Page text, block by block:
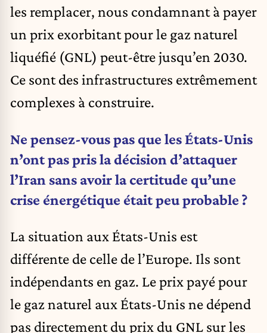
les remplacer, nous condamnant à payer
un prix exorbitant pour le gaz naturel
liquéfié (GNL) peut-être jusqu’en 2030.
Ce sont des infrastructures extrêmement
complexes à construire.
Ne pensez-vous pas que les États-Unis
n’ont pas pris la décision d’attaquer
l’Iran sans avoir la certitude qu’une
crise énergétique était peu probable ?
La situation aux États-Unis est
différente de celle de l’Europe. Ils sont
indépendants en gaz. Le prix payé pour
le gaz naturel aux États-Unis ne dépend
pas directement du prix du GNL sur les